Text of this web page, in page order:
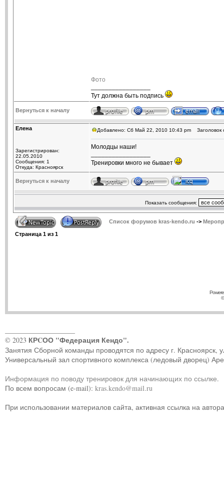
Фото
Тут должна быть подпись
Вернуться к началу
Елена
Зарегистрирован:
22.05.2010
Сообщения: 1
Откуда: Красноярск
Добавлено: Сб Май 22, 2010 10:43 pm Заголовок
Молодцы наши!
Тренировки много не бывает
Вернуться к началу
Показать сообщения:
Список форумов kras-kendo.ru ->
Страница 1 из 1
© 2023 КРCОО "Федерация Кендо".
Занятия Сборной команды проводятся по адресу г. Красноярск,
Универсальный зал спортивного комплекса (ледовый дворец)
Информация по поводу тренировок для начинающих по ссылке.
По всем вопросам (e-mail): kras.kendo@mail.ru
При использовании материалов сайта, активная ссылка на